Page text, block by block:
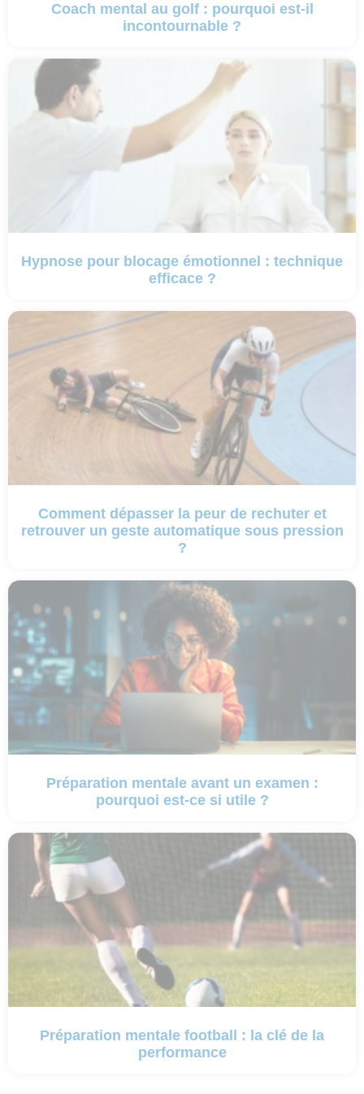
Coach mental au golf : pourquoi est-il
incontournable ?
Hypnose pour blocage émotionnel : technique
efficace ?
Comment dépasser la peur de rechuter et
retrouver un geste automatique sous pression
?
Préparation mentale avant un examen :
pourquoi est-ce si utile ?
Préparation mentale football : la clé de la
performance